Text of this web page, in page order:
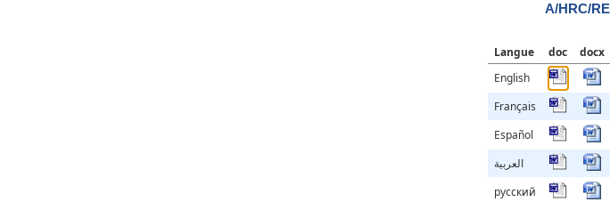
A/HRC/
Langue doc docx
English
Français
Español
العربية
русский